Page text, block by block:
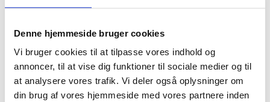
Denne hjemmeside bruger cookies
Vi bruger cookies til at tilpasse vores indhold og
annoncer, til at vise dig funktioner til sociale medier og til
at analysere vores trafik. Vi deler også oplysninger om
din brug af vores hjemmeside med vores partnere inden
Akryl plexi glasset er minus farve, da der ingen grønlig farve vil
Med 48% stoppes for UV-lyset i frontglasset.
Voresmikrofiberklud har flere fordele, så som at de ikke
efterlader fnugrester på kanter eller glas, og ej hellere ridser. Og
så er de super effektive til at tørre støv væk med. Du kan også se
vores
akrylrens
, hvis du ønsker at gøre akrylen mere